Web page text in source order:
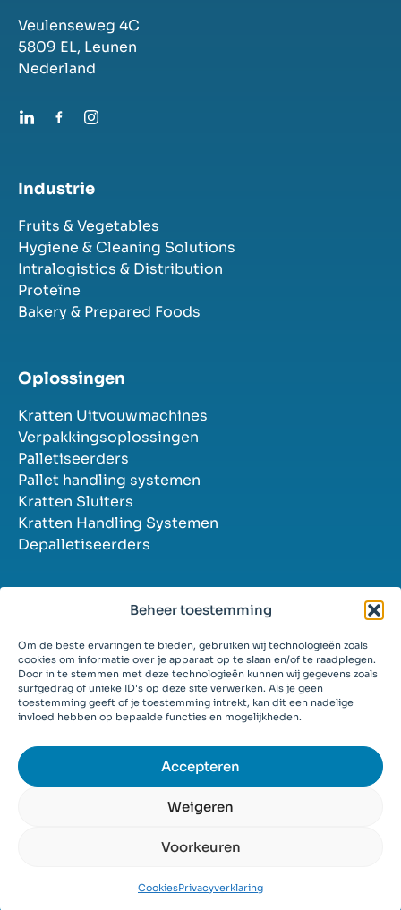
Beheer toestemming
Om de beste ervaringen te bieden, gebruiken wij technologieën zoals
cookies om informatie over je apparaat op te slaan en/of te raadplegen.
Door in te stemmen met deze technologieën kunnen wij gegevens zoals
surfgedrag of unieke ID's op deze site verwerken. Als je geen
toestemming geeft of je toestemming intrekt, kan dit een nadelige
invloed hebben op bepaalde functies en mogelijkheden.
Accepteren
Weigeren
Voorkeuren
CookiesPrivacyverklaring
Veulenseweg 4C
5809 EL, Leunen
Nederland
Industrie
Fruits & Vegetables
Hygiene & Cleaning Solutions
Intralogistics & Distribution
Proteïne
Bakery & Prepared Foods
Oplossingen
Kratten Uitvouwmachines
Verpakkingsoplossingen
Palletiseerders
Pallet handling systemen
Kratten Sluiters
Kratten Handling Systemen
Depalletiseerders
Over ons
Industrieën
Oplossingen
Succesverhalen
Vacatures
© 2026
Cookies